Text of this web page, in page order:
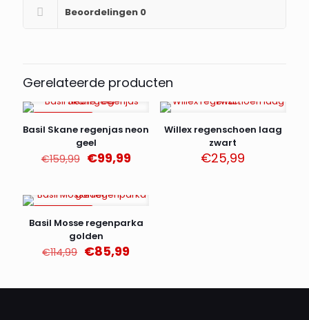
Beoordelingen 0
Gerelateerde producten
Basil Skane regenjas neon
geel
€159,99 Oorspronkelijke
€159,99.
€99,99Huidige
€99,99.
Willex regenschoen laag
zwart
€25,99
Basil Mosse regenparka
golden
€114,99 Oorspronkelijke
€114,99.
€85,99Huidige
€85,99.